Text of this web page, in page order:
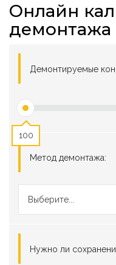
Онлайн
демонтажа
Демонтируемые
100
Метод демонтажа:
Выберите...
Нужно ли